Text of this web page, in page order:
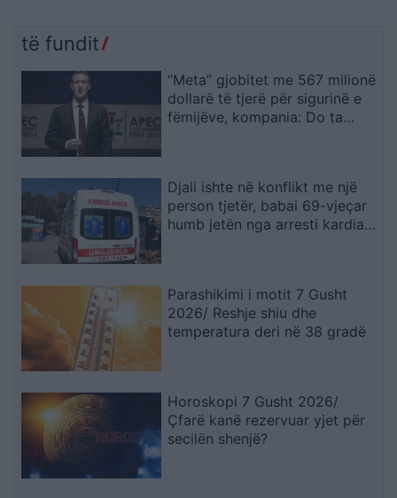
të fundit
“Meta” gjobitet me 567 milionë
dollarë të tjerë për sigurinë e
fëmijëve, kompania: Do ta
Djali ishte në konflikt me një
person tjetër, babai 69-vjeçar
humb jetën nga arresti kardiak
Parashikimi i motit 7 Gusht
2026/ Reshje shiu dhe
temperatura deri në 38 gradë
Horoskopi 7 Gusht 2026/
Çfarë kanë rezervuar yjet për
secilën shenjë?